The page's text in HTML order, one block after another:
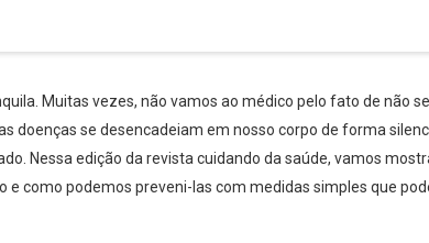
Muitas vezes, não vamos ao médico pelo fato de não
doenças se desencadeiam em nosso corpo de forma
Nessa edição da revista cuidando da saúde, vamos
e como podemos preveni-las com medidas simples que
Facebook Twitter E-mail